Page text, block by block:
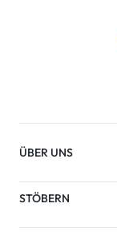
ÜBER UNS
STÖBERN